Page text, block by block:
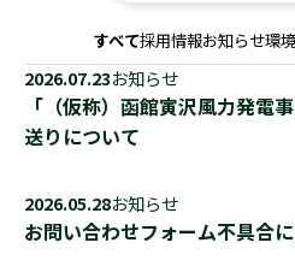
すべて採用情報お知らせ環
2026.07.23お知らせ
「（仮称）函館寅沢風力発電
送りについて
2026.05.28お知らせ
お問い合わせフォーム不具合